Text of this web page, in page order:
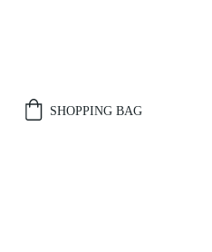
SHOPPING BAG